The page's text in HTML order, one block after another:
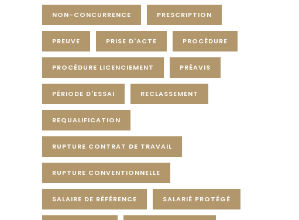
NON-CONCURRENCE PRESCRIPTION
PREUVE PRISE D'ACTE PROCÉDURE
PROCÉDURE LICENCIEMENT PRÉAVIS
PÉRIODE D'ESSAI RECLASSEMENT
REQUALIFICATION
RUPTURE CONTRAT DE TRAVAIL
RUPTURE CONVENTIONNELLE
SALAIRE DE RÉFÉRENCE SALARIÉ PROTÉGÉ